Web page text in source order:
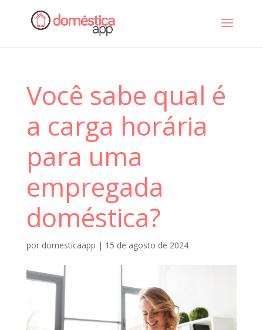
Você sabe qual é
a carga horária
para uma
empregada
doméstica?
por domesticaapp | 15 de agosto de 2024